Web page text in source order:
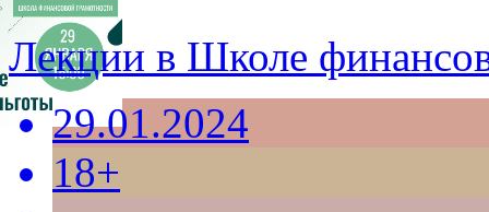
Лекции в Школе
29.01.2024
18+